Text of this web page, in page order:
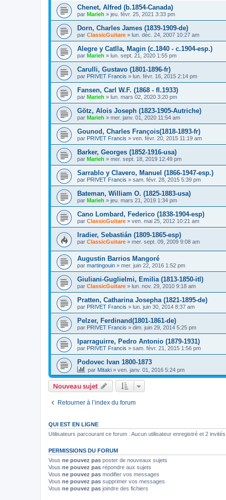
Chenet, Alfred (b.1854-Canada)
par Marieh » jeu. févr. 25, 2021 3:33 pm
Dorn, Charles James (1839-1909-de)
par ClassicGuitare » lun. déc. 24, 2007 10:27 am
Alegre y Catlla, Magin (c.1840 - c.1904-esp.)
par Marieh » lun. sept. 21, 2020 1:55 pm
Carulli, Gustavo (1801-1896-fr)
par PRIVET Francis » lun. févr. 16, 2015 2:14 pm
Fansen, Carl W.F. (1868 - fl.1933)
par Marieh » lun. mars 02, 2020 3:20 pm
Götz, Alois Joseph (1823-1905-Autriche)
par Marieh » mer. janv. 01, 2020 11:54 am
Gounod, Charles François(1818-1893-fr)
par PRIVET Francis » ven. févr. 20, 2015 11:19 am
Barker, Georges (1852-1916-usa)
par Marieh » mer. sept. 18, 2019 12:49 pm
Sarrablo y Clavero, Manuel (1866-1947-esp.)
par PRIVET Francis » sam. févr. 28, 2015 5:39 pm
Bateman, William O. (1825-1883-usa)
par Marieh » jeu. mars 21, 2019 1:34 pm
Cano Lombard, Federico (1838-1904-esp)
par ClassicGuitare » ven. mai 25, 2012 10:21 am
Iradier, Sebastián (1809-1865-esp)
par ClassicGuitare » mer. sept. 09, 2009 9:08 am
Augustin Barrios Mangoré
par martingouin » mer. juin 22, 2016 1:52 pm
Giuliani-Guglielmi, Emilia (1813-1850-itl)
par ClassicGuitare » lun. nov. 29, 2010 9:18 am
Pratten, Catharina Josepha (1821-1895-de)
par PRIVET Francis » lun. juin 30, 2014 8:37 am
Pelzer, Ferdinand(1801-1861-de)
par PRIVET Francis » dim. juin 29, 2014 5:25 pm
Iparraguirre, Pedro Antonio (1879-1931)
par PRIVET Francis » sam. févr. 21, 2015 1:56 pm
Podovec Ivan 1800-1873
par Mitaki » ven. janv. 01, 2016 5:24 pm
Nouveau sujet
Retourner à l’index du forum
QUI EST EN LIGNE
Utilisateurs parcourant ce forum : Aucun utilisateur enregistré et 2 invités
PERMISSIONS DU FORUM
Vous ne pouvez pas poster de nouveaux sujets
Vous ne pouvez pas répondre aux sujets
Vous ne pouvez pas modifier vos messages
Vous ne pouvez pas supprimer vos messages
Vous ne pouvez pas joindre des fichiers